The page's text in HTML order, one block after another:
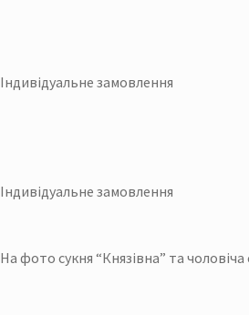
Індивідуальне замовлення
Індивідуальне замовлення
На фото сукня “Князівна” та